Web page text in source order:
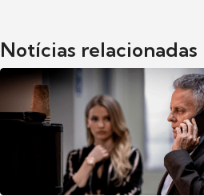
Notícias relacionadas